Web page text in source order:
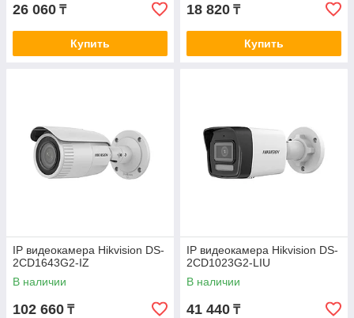
26 060 ₸
Купить
18 820 ₸
Купить
IP видеокамера Hikvision DS-
2CD1643G2-IZ
В наличии
102 660 ₸
IP видеокамера Hikvision DS-
2CD1023G2-LIU
В наличии
41 440 ₸